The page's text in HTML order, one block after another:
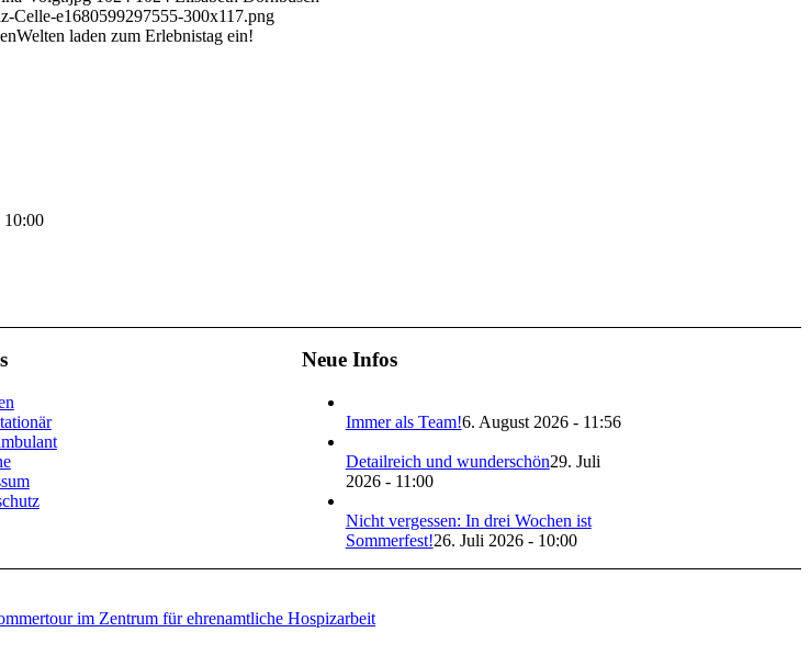
Celle-e1680599297555-300x117.png
laden zum Erlebnistag ein!
10:00
Neue Infos
Immer als Team!6. August 2026 - 11:56
Detailreich und wunderschön29. Juli
2026 - 11:00
Nicht vergessen: In drei Wochen ist
Sommerfest!26. Juli 2026 - 10:00
im Zentrum für ehrenamtliche Hospizarbeit